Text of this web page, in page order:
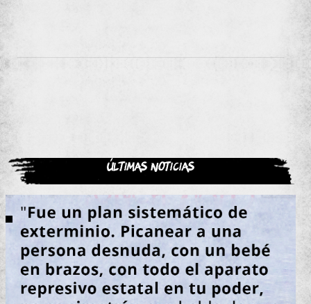
Últimas noticias